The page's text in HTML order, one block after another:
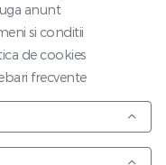
anunt
si conditii
de cookies
frecvente